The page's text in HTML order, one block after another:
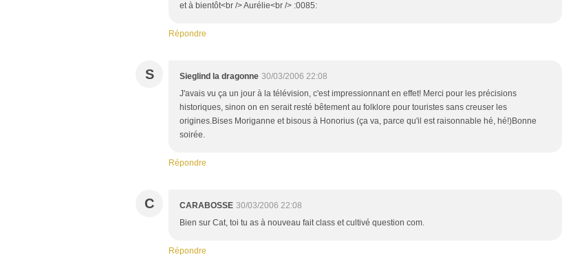
et à bientôt<br /> Aurélie<br /> :0085:
Répondre
S Sieglind la dragonne 30/03/2006 22:08
J'avais vu ça un jour à la télévision, c'est impressionnant en effet! Merci pour les précisions
historiques, sinon on en serait resté bêtement au folklore pour touristes sans creuser les
origines.Bises Moriganne et bisous à Honorius (ça va, parce qu'il est raisonnable hé, hé!)Bonne
soirée.
Répondre
C CARABOSSE 30/03/2006 22:08
Bien sur Cat, toi tu as à nouveau fait class et cultivé question com.
Répondre